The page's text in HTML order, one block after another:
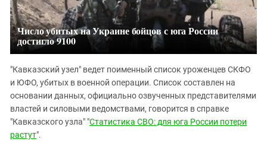
Число убитых на Украине бойцов с юга России
достигло 9100
"Кавказский узел" ведет поименный список уроженцев СКФО
и ЮФО, убитых в военной операции. Список составлен на
основании данных, официально озвученных представителями
властей и силовыми ведомствами, говорится в справке
"Кавказского узла" "Статистика СВО: для юга России потери
растут".